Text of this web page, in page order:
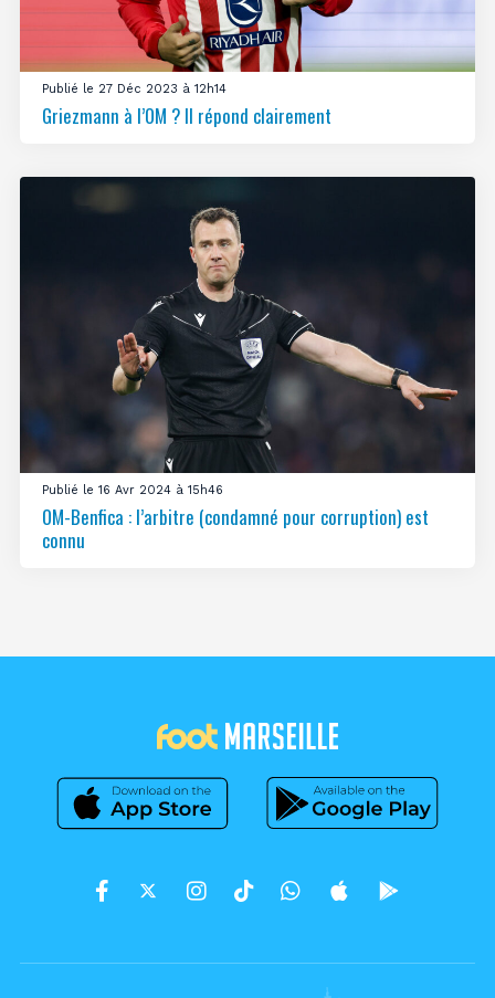
Publié le 27 Déc 2023 à 12h14
Griezmann à l’OM ? Il répond clairement
Publié le 16 Avr 2024 à 15h46
OM-Benfica : l’arbitre (condamné pour corruption) est
connu